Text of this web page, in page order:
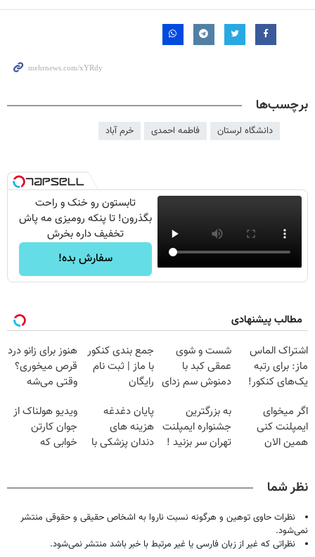
برچسب‌ها
دانشگاه لرستان فاطمه احمدی خرم آباد
تابستون رو خنک و راحت
بگذرون! تا پنکه رومیزی مه پاش
تخفیف داره بخرش
سفارش بده!
مطالب پیشنهادی
اشتراک الماس
ماز: برای رتبه
یک‌های کنکور!
شست و شوی
عمقی کبد با
دمنوش سم زدای
جمع بندی کنکور
با ماز | ثبت نام
رایگان
هنوز برای زانو درد
قرص میخوری؟
وقتی می‌شه
درمانش کرد؟؟؟؟
اگر میخوای
ایمپلنت کنی
همین الان
تومان!!!
به بزرگترین
جشنواره ایمپلنت
تهران سر بزنید !
پایان دغدغه
هزینه های
دندان پزشکی با
ویدیو هولناک از
جوان کارتن
خوابی که
نظر شما
نظرات حاوی توهین و هرگونه نسبت ناروا به اشخاص حقیقی و حقوقی منتشر
نمی‌شود.
نظراتی که غیر از زبان فارسی یا غیر مرتبط با خبر باشد منتشر نمی‌شود.